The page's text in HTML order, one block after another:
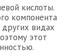
кислоты.
компонента
видах
этот